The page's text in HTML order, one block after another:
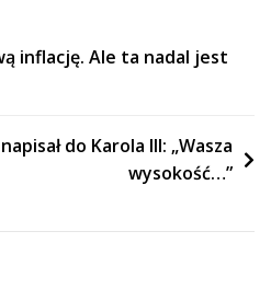
inflację. Ale ta nadal jest
do Karola III: „Wasza
wysokość…”